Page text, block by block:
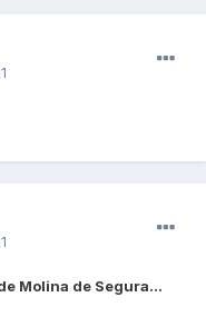
Molina de Segura...